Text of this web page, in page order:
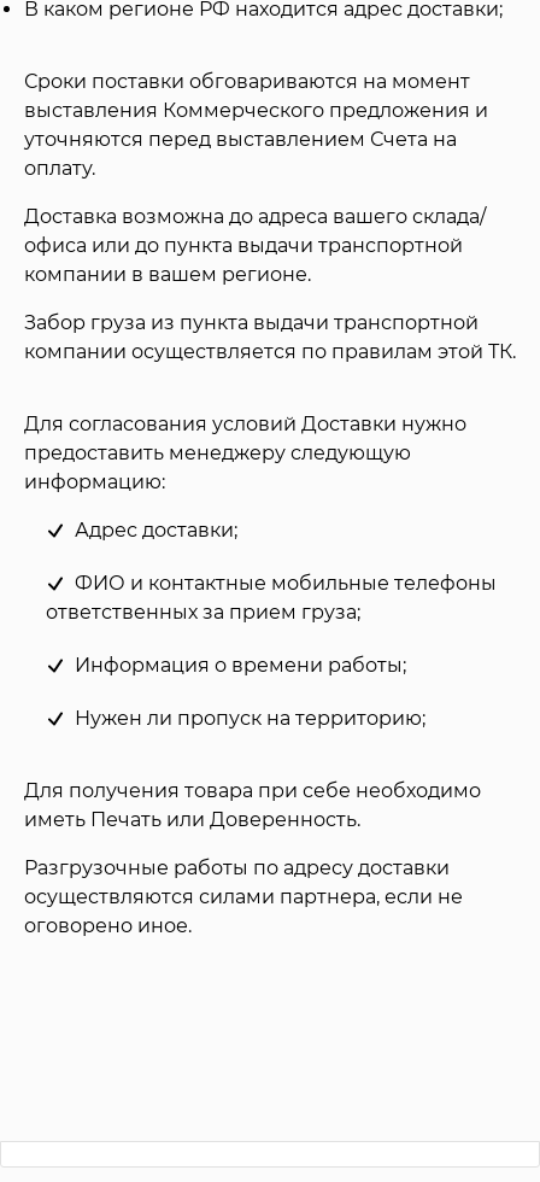
В каком регионе РФ находится адрес доставки;
Сроки поставки обговариваются на момент
выставления Коммерческого предложения и
уточняются перед выставлением Счета на
оплату.
Доставка возможна до адреса вашего склада/
офиса или до пункта выдачи транспортной
компании в вашем регионе.
Забор груза из пункта выдачи транспортной
компании осуществляется по правилам этой ТК.
Для согласования условий Доставки нужно
предоставить менеджеру следующую
информацию:
Адрес доставки;
ФИО и контактные мобильные телефоны
ответственных за прием груза;
Информация о времени работы;
Нужен ли пропуск на территорию;
Для получения товара при себе необходимо
иметь Печать или Доверенность.
Разгрузочные работы по адресу доставки
осуществляются силами партнера, если не
оговорено иное.